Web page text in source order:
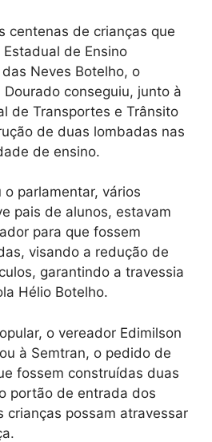
centenas de crianças que
de Ensino
Neves Botelho, o
conseguiu, junto à
de Transportes e Trânsito
de duas lombadas nas
de ensino.
parlamentar, vários
pais de alunos, estavam
para que fossem
visando a redução de
garantindo a travessia
Hélio Botelho.
o vereador Edimilson
à Semtran, o pedido de
fossem construídas duas
portão de entrada dos
crianças possam atravessar